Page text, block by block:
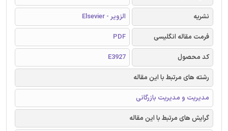
نشریه
الزویر - Elsevier
فرمت مقاله انگلیسی
PDF
کد محصول
E3927
رشته های مرتبط با این مقاله
مدیریت و مدیریت بازرگانی
گرایش های مرتبط با این مقاله